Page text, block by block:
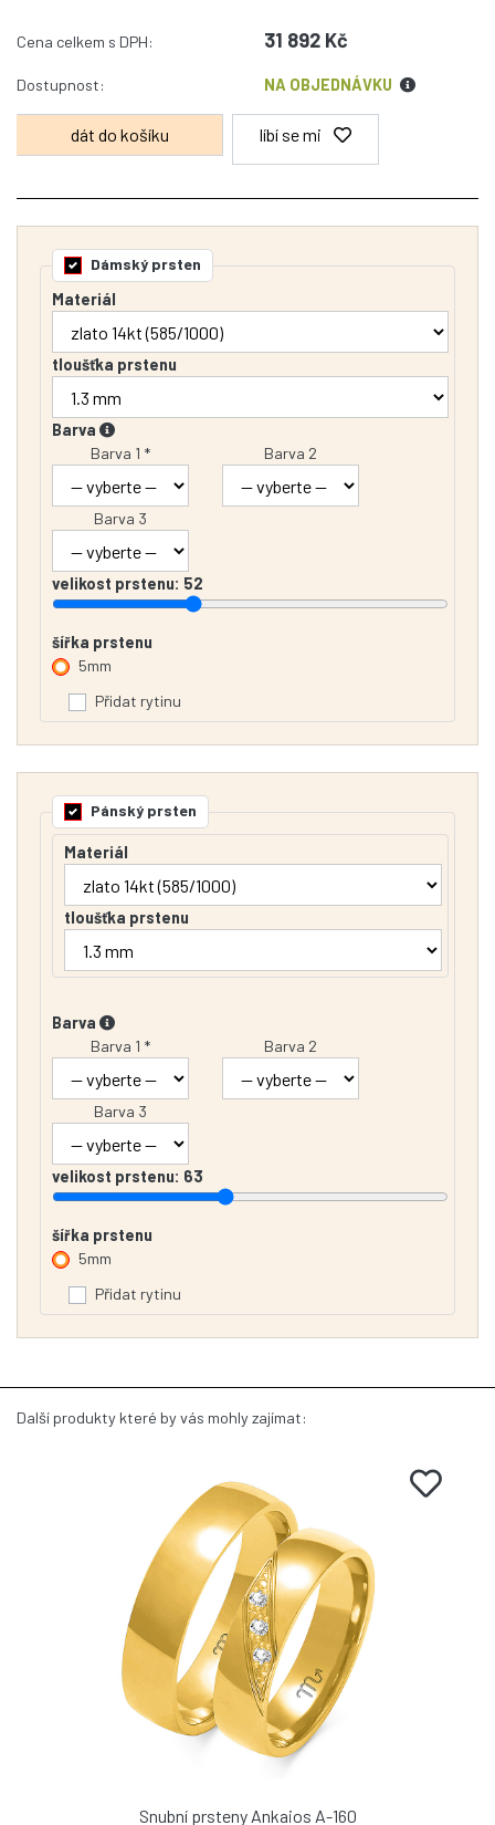
Cena celkem s DPH: 31 892 Kč
Dostupnost: NA OBJEDNÁVKU
líbí se mi
Dámský prsten
Materiál
tloušťka prstenu
Barva
Barva 1 *
Barva 2
Barva 3
velikost prstenu: 52
šířka prstenu
5mm
Přidat rytinu
Pánský prsten
Materiál
tloušťka prstenu
Barva
Barva 1 *
Barva 2
Barva 3
velikost prstenu: 63
šířka prstenu
5mm
Přidat rytinu
Další produkty které by vás mohly zajímat:
Snubní prsteny Ankaios A-160